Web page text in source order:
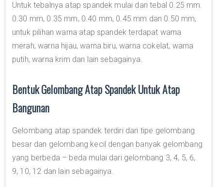
Untuk tebalnya atap spandek mulai dari tebal 0.25 mm.
0.30 mm, 0.35 mm, 0.40 mm, 0.45 mm dan 0.50 mm,
untuk pilihan warna atap spandek terdapat warna
merah, warna hijau, warna biru, warna cokelat, warna
putih, warna krim dan lain sebagainya.
Bentuk Gelombang Atap Spandek Untuk Atap
Bangunan
Gelombang atap spandek terdiri dari tipe gelombang
besar dan gelombang kecil dengan banyak gelombang
yang berbeda – beda mulai dari gelombang 3, 4, 5, 6,
9, 10, 12 dan lain sebagainya.